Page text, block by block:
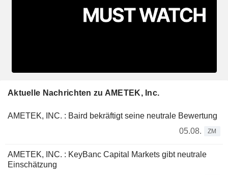
Aktuelle Nachrichten zu AMETEK, Inc.
AMETEK, INC. : Baird bekräftigt seine neutrale Bewertung
05.08.
ZM
AMETEK, INC. : KeyBanc Capital Markets gibt neutrale
Einschätzung